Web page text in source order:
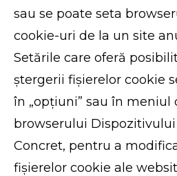
sau se poate seta
cookie-uri de la un site
Setările care oferă
ștergerii fișierelor cookie
în „opțiuni” sau în meniul
browserului
Concret, pentru a
fișierelor cookie ale